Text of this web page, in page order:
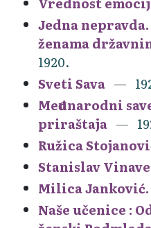
Jedna
ženama
1920.
Sveti Sava
Međunarodni
priraštaja
Ružica
Stanislav
Milica Janković.
Naše učenice :